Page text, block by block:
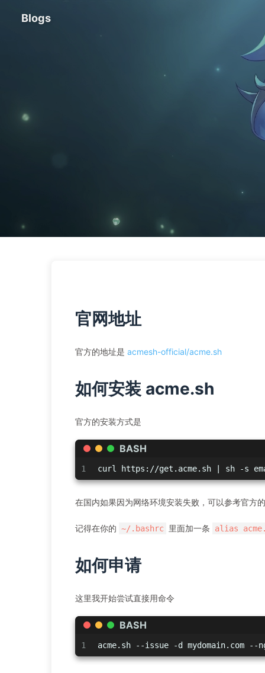
Blogs
官网地址
官方的地址是 acmesh-official/acme.sh
如何安装 acme.sh
官方的安装方式是
BASH
1 curl https://get.acme.sh | sh -s
在国内如果因为网络环境安装失败，可以参考官方
记得在你的 ~/.bashrc 里面加一条 alias
如何申请
这里我开始尝试直接用命令
BASH
1 acme.sh --issue -d mydomain.com --